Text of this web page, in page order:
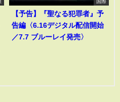
【予告】『聖なる犯罪者』予
告編〈6.16デジタル配信開始
／7.7 ブルーレイ発売〉